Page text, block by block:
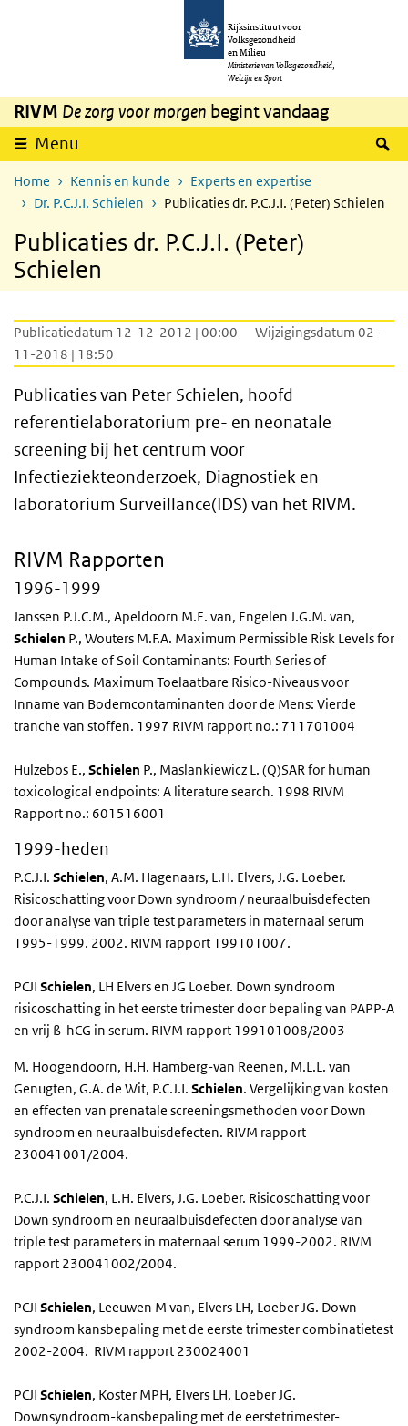
Overslaan en naar de inhoud gaan
Rijksinstituut voor
Volksgezondheid
en Milieu
Ministerie van Volksgezondheid,
Welzijn en Sport
RIVM De zorg voor morgen begint vandaag
Menu
Home Kennis en kunde
Experts en expertise
Dr. P.C.J.I. Schielen
Publicaties dr. P.C.J.I. (Peter) Schielen
Publicaties dr. P.C.J.I. (Peter)
Schielen
Publicatiedatum 12-12-2012 | 00:00
Wijzigingsdatum 02-
11-2018 | 18:50
Publicaties van Peter Schielen, hoofd
referentielaboratorium pre- en neonatale
screening bij het centrum voor
Infectieziekteonderzoek, Diagnostiek en
laboratorium Surveillance(IDS) van het RIVM.
RIVM Rapporten
1996-1999
Janssen P.J.C.M., Apeldoorn M.E. van, Engelen J.G.M. van,
Schielen P., Wouters M.F.A. Maximum Permissible Risk Levels for
Human Intake of Soil Contaminants: Fourth Series of
Compounds. Maximum Toelaatbare Risico-Niveaus voor
Inname van Bodemcontaminanten door de Mens: Vierde
tranche van stoffen. 1997 RIVM rapport no.: 711701004
Hulzebos E., Schielen P., Maslankiewicz L. (Q)SAR for human
toxicological endpoints: A literature search. 1998 RIVM
Rapport no.: 601516001
1999-heden
P.C.J.I. Schielen, A.M. Hagenaars, L.H. Elvers, J.G. Loeber.
Risicoschatting voor Down syndroom / neuraalbuisdefecten
door analyse van triple test parameters in maternaal serum
1995-1999. 2002. RIVM rapport 199101007.
PCJI Schielen, LH Elvers en JG Loeber. Down syndroom
risicoschatting in het eerste trimester door bepaling van PAPP-A
en vrij ß-hCG in serum. RIVM rapport 199101008/2003
M. Hoogendoorn, H.H. Hamberg-van Reenen, M.L.L. van
Genugten, G.A. de Wit, P.C.J.I. Schielen. Vergelijking van kosten
en effecten van prenatale screeningsmethoden voor Down
syndroom en neuraalbuisdefecten. RIVM rapport
230041001/2004.
P.C.J.I. Schielen, L.H. Elvers, J.G. Loeber. Risicoschatting voor
Down syndroom en neuraalbuisdefecten door analyse van
triple test parameters in maternaal serum 1999-2002. RIVM
rapport 230041002/2004.
PCJI Schielen, Leeuwen M van, Elvers LH, Loeber JG. Down
syndroom kansbepaling met de eerste trimester combinatietest
2002-2004. RIVM rapport 230024001
PCJI Schielen, Koster MPH, Elvers LH, Loeber JG.
Downsyndroom-kansbepaling met de eerstetrimester-